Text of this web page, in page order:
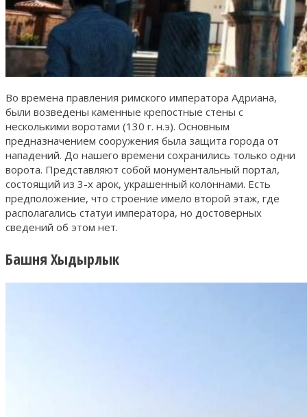
Во времена правления римского императора Адриана,
были возведены каменные крепостные стены с
несколькими воротами (130 г. н.э). Основным
предназначением сооружения была защита города от
нападений. До нашего времени сохранились только одни
ворота. Представляют собой монументальный портал,
состоящий из 3-х арок, украшенный колоннами. Есть
предположение, что строение имело второй этаж, где
располагались статуи императора, но достоверных
сведений об этом нет.
Башня Хыдырлык